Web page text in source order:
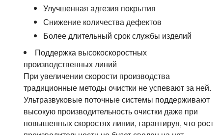
Улучшенная адгезия покрытия
Снижение количества дефектов
Более длительный срок службы изделий
Поддержка высокоскоростных
производственных линий
При увеличении скорости производства
традиционные методы очистки не успевают за ней.
Ультразвуковые поточные системы поддерживают
высокую производительность очистки даже при
повышенных скоростях линии, гарантируя, что рост